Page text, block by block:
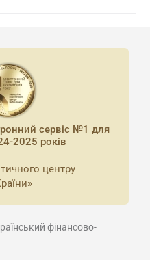
сервіс №1 для
2025 років
центру
фінансово-